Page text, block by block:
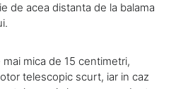
de acea distanta de la balama
mica de 15 centimetri,
telescopic scurt, iar in caz